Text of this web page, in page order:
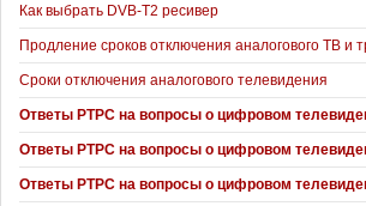
Как выбрать DVB-T2 ресивер
Продление сроков отключения аналогового ТВ и
Сроки отключения аналогового телевидения
Ответы РТРС на вопросы о цифровом
Ответы РТРС на вопросы о цифровом
Ответы РТРС на вопросы о цифровом